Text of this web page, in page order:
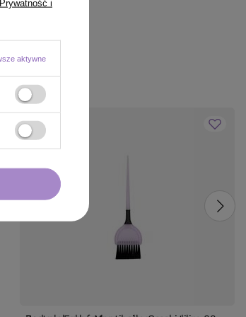
Prywatność i
aktywne